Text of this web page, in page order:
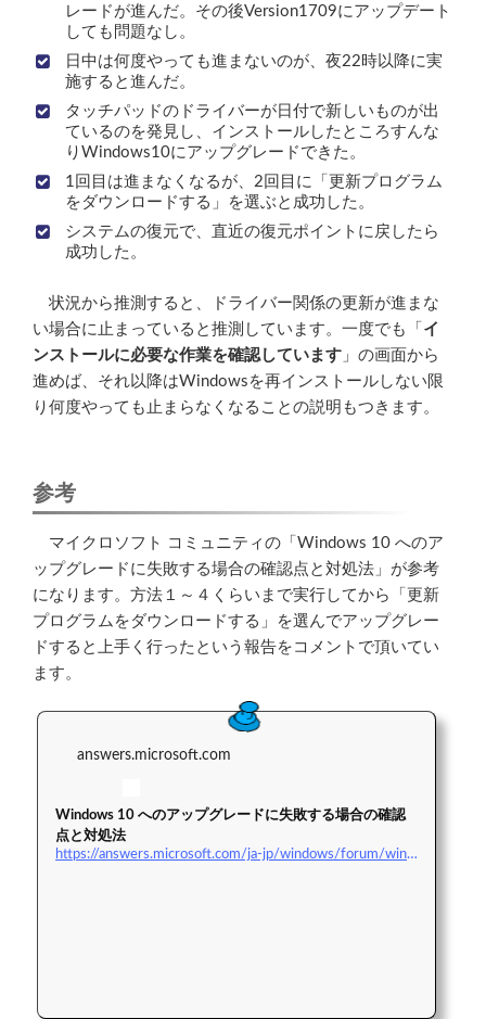
レードが進んだ。その後Version1709にアップデート
しても問題なし。
日中は何度やっても進まないのが、夜22時以降に実
施すると進んだ。
タッチパッドのドライバーが日付で新しいものが出
ているのを発見し、インストールしたところすんな
りWindows10にアップグレードできた。
1回目は進まなくなるが、2回目に「更新プログラム
をダウンロードする」を選ぶと成功した。
システムの復元で、直近の復元ポイントに戻したら
成功した。
状況から推測すると、ドライバー関係の更新が進まな
い場合に止まっていると推測しています。一度でも「 イ
ンストールに必要な作業を確認しています 」の画面から
進めば、それ以降はWindowsを再インストールしない限
り何度やっても止まらなくなることの説明もつきます。
参考
マイクロソフト コミュニティの「Windows 10 へのア
ップグレードに失敗する場合の確認点と対処法」が参考
になります。方法１～４くらいまで実行してから「更新
プログラムをダウンロードする」を選んでアップグレー
ドすると上手く行ったという報告をコメントで頂いてい
ます。
answers.microsoft.com
Windows 10 へのアップグレードに失敗する場合の確認
点と対処法
https://answers.microsoft.com/ja-jp/windows/forum/windows_10-windows_install-winpc/windows-10/bc6415a3-678a-4032-8970-3ba14a2b7940